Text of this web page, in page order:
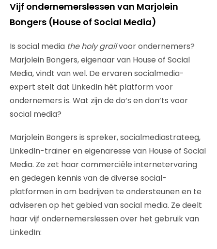
Vijf ondernemerslessen van Marjolein
Bongers (House of Social Media)
Is social media the holy grailvoor ondernemers?
Marjolein Bongers, eigenaar van House of Social
Media, vindt van wel. De ervaren socialmedia-
expert stelt dat LinkedIn hét platform voor
ondernemers is. Wat zijn de do’s en don’ts voor
social media?
Marjolein Bongers is spreker, socialmediastrateeg,
LinkedIn-trainer en eigenaresse van House of Social
Media. Ze zet haar commerciële internetervaring
en gedegen kennis van de diverse social-
platformen in om bedrijven te ondersteunen en te
adviseren op het gebied van social media. Ze deelt
haar vijf ondernemerslessen over het gebruik van
LinkedIn: